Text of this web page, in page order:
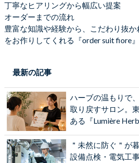
丁寧なヒアリングから幅広い提案
オーダーまでの流れ
豊富な知識や経験から、こだわり抜か
をお作りしてくれる『order suit fiore
最新の記事
ハーブの温もりで
取り戻すサロン。
ある『Lumière
＂未然に防ぐ＂が
設備点検・電気工